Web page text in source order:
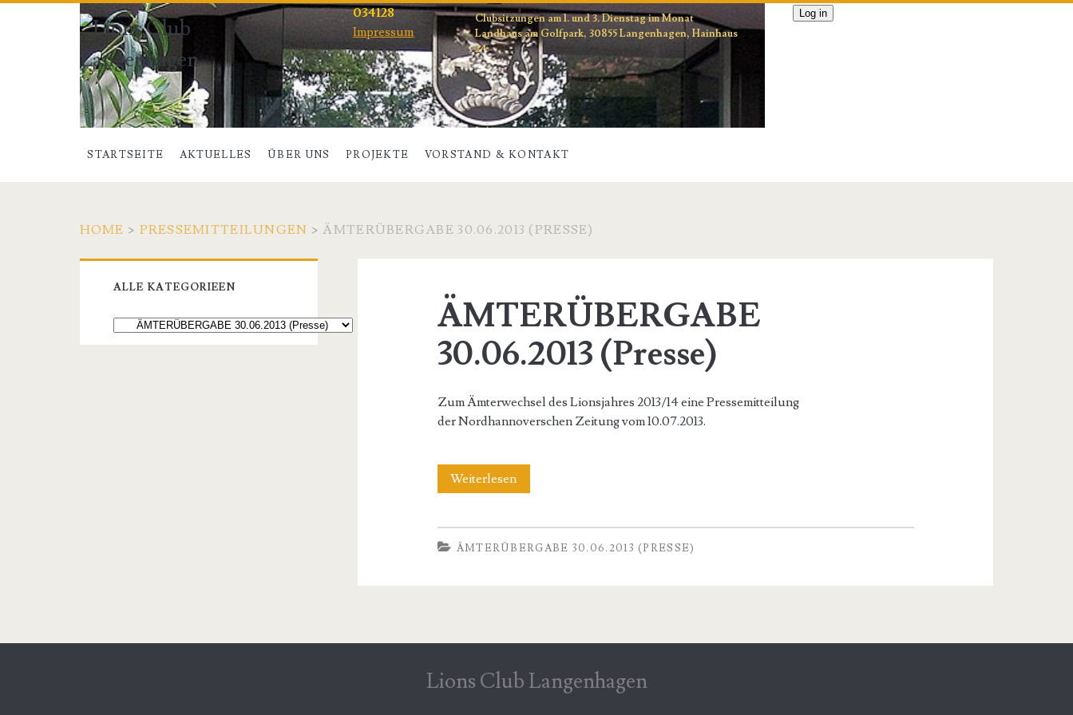
Clubsitzungen am 1. und 3. Dienstag im Monat
Landhaus am Golfpark, 30855 Langenhagen, Hainhaus
24
034128
Impressum
Log in
STARTSEITE AKTUELLES ÜBER UNS PROJEKTE VORSTAND & KONTAKT
HOME > PRESSEMITTEILUNGEN > ÄMTERÜBERGABE 30.06.2013 (PRESSE)
<span>ÄMTERÜBERGABE
30.06.2013
(Presse)
</span>
ÄMTERÜBERGABE
30.06.2013 (Presse)
Zum Ämterwechsel des Lionsjahres 2013/14 eine Pressemitteilung
der Nordhannoverschen Zeitung vom 10.07.2013.
WeiterlesenÄMTERÜBERGABE
ÄMTERÜBERGABE 30.06.2013 (PRESSE)
Primary
Sidebar
ALLE KATEGORIEEN
Lions Club Langenhagen